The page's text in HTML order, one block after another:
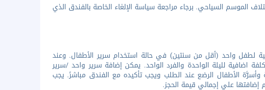
الموسم السياحي. برجاء مراجعة سياسة الإلغاء الخاصة بالفندق الذي
لطفل واحد (أقل من سنتين) في حالة استخدام سرير الأطفال. وعند
اضافية لليلة الواحدة والفرد الواحد. يمكن إضافة سرير واحد /سرير
الأطفال الرضع عند الطلب ويجب تأكيده مع الفندق مباشرً. يجب
إضافتها علي إجمالي قيمة الحجز.